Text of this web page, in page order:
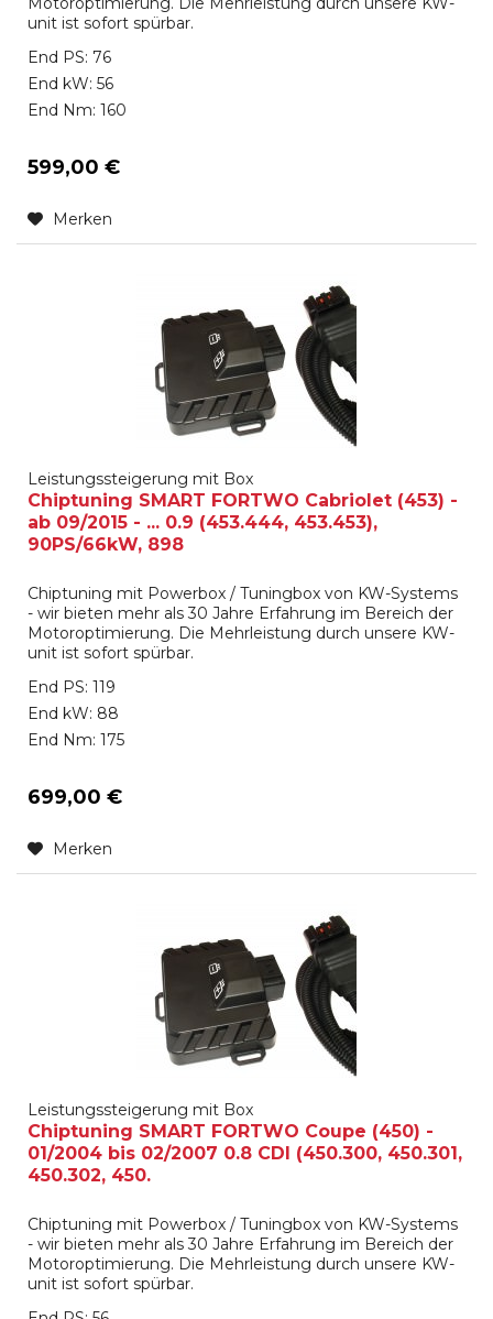
unit ist sofort spürbar.
End PS: 76
End kW: 56
End Nm: 160
599,00 €
Merken
Leistungssteigerung mit Box
Chiptuning SMART FORTWO Cabriolet (453) -
ab 09/2015 - ... 0.9 (453.444, 453.453),
90PS/66kW, 898
Chiptuning mit Powerbox / Tuningbox von KW-Systems
- wir bieten mehr als 30 Jahre Erfahrung im Bereich der
Motoroptimierung. Die Mehrleistung durch unsere KW-
unit ist sofort spürbar.
End PS: 119
End kW: 88
End Nm: 175
699,00 €
Merken
Leistungssteigerung mit Box
Chiptuning SMART FORTWO Coupe (450) -
01/2004 bis 02/2007 0.8 CDI (450.300, 450.301,
450.302, 450.
Chiptuning mit Powerbox / Tuningbox von KW-Systems
- wir bieten mehr als 30 Jahre Erfahrung im Bereich der
Motoroptimierung. Die Mehrleistung durch unsere KW-
unit ist sofort spürbar.